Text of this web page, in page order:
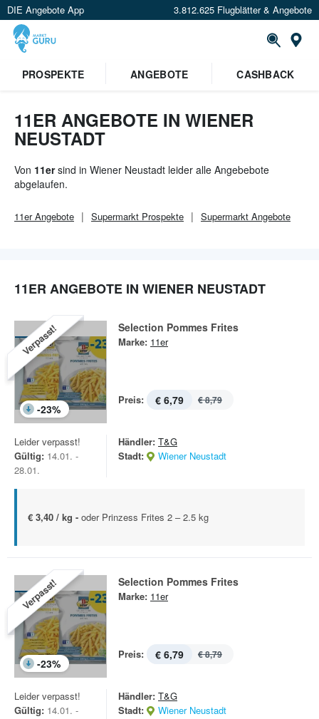
DIE Angebote App 3.812.625 Flugblätter & Angebote
PROSPEKTE
ANGEBOTE CASHBACK
11ER ANGEBOTE IN WIENER
NEUSTADT
Von 11ersind in Wiener Neustadt leider alle Angebebote
abgelaufen.
11erAngebote Supermarkt Prospekte Supermarkt Angebote
11ER ANGEBOTE IN WIENER NEUSTADT
Verpasst!
-23%
Selection Pommes Frites
Marke: 11er
Preis: € 6,79 € 8,79
Leider verpasst!
Gültig: 14.01. -
28.01.
Händler: T&G
Stadt:
Wiener Neustadt
€ 3,40 / kg - oder Prinzess Frites 2 – 2.5 kg
Verpasst!
-23%
Selection Pommes Frites
Marke: 11er
Preis: € 6,79 € 8,79
Leider verpasst!
Gültig: 14.01. -
Händler: T&G
Stadt:
Wiener Neustadt